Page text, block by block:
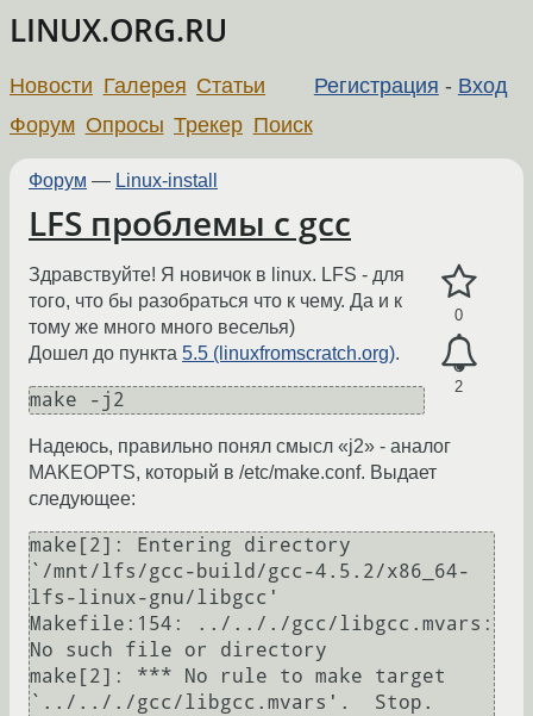
LINUX.ORG.RU
Регистрация - Вход
Новости Галерея Статьи
Форум Опросы Трекер Поиск
Форум — Linux-install
LFS проблемы с gcc
0
2
Здравствуйте! Я новичок в linux. LFS - для
того, что бы разобраться что к чему. Да и к
тому же много много веселья)
Дошел до пункта 5.5 (linuxfromscratch.org).
make -j2
Надеюсь, правильно понял смысл «j2» - аналог
MAKEOPTS, который в /etc/make.conf. Выдает
следующее:
make[2]: Entering directory
`/mnt/lfs/gcc-build/gcc-4.5.2/x86_64-
lfs-linux-gnu/libgcc'
Makefile:154: ../.././gcc/libgcc.mvars:
No such file or directory
make[2]: *** No rule to make target
`../.././gcc/libgcc.mvars'.  Stop.